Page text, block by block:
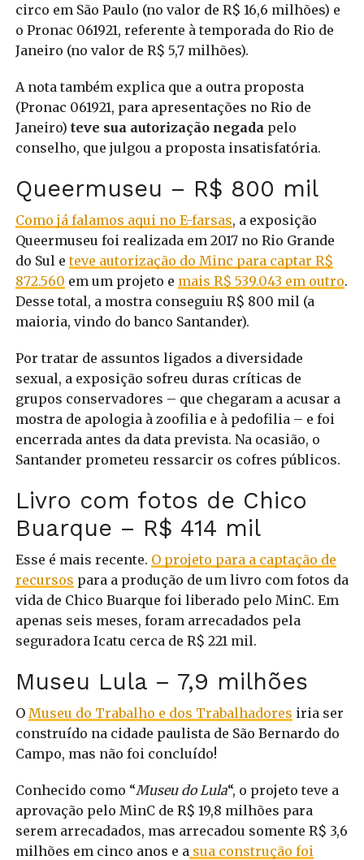
circo em São Paulo (no valor de R$ 16,6 milhões) e
o Pronac 061921, referente à temporada do Rio de
Janeiro (no valor de R$ 5,7 milhões).
A nota também explica que a outra proposta
(Pronac 061921, para apresentações no Rio de
Janeiro) teve sua autorização negada pelo
conselho, que julgou a proposta insatisfatória.
Queermuseu – R$ 800 mil
Como já falamos aqui no E-farsas, a exposição
Queermuseu foi realizada em 2017 no Rio Grande
do Sul eteve autorização do Minc para captar R$
872.560 em um projeto e mais R$ 539.043 em outro.
Desse total, a mostra conseguiu R$ 800 mil (a
maioria, vindo do banco Santander).
Por tratar de assuntos ligados a diversidade
sexual, a exposição sofreu duras críticas de
grupos conservadores – que chegaram a acusar a
mostra de apologia à zoofilia e à pedofilia – e foi
encerrada antes da data prevista. Na ocasião, o
Santander prometeu ressarcir os cofres públicos.
Livro com fotos de Chico
Buarque – R$ 414 mil
Esse é mais recente. O projeto para a captação de
recursos para a produção de um livro com fotos da
vida de Chico Buarque foi liberado pelo MinC. Em
apenas seis meses, foram arrecadados pela
seguradora Icatu cerca de R$ 221 mil.
Museu Lula – 7,9 milhões
O Museu do Trabalho e dos Trabalhadores iria ser
construído na cidade paulista de São Bernardo do
Campo, mas não foi concluído!
Conhecido como “Museu do Lula“, o projeto teve a
aprovação pelo MinC de R$ 19,8 milhões para
serem arrecadados, mas arrecadou somente R$ 3,6
milhões em cinco anos e a sua construção foi